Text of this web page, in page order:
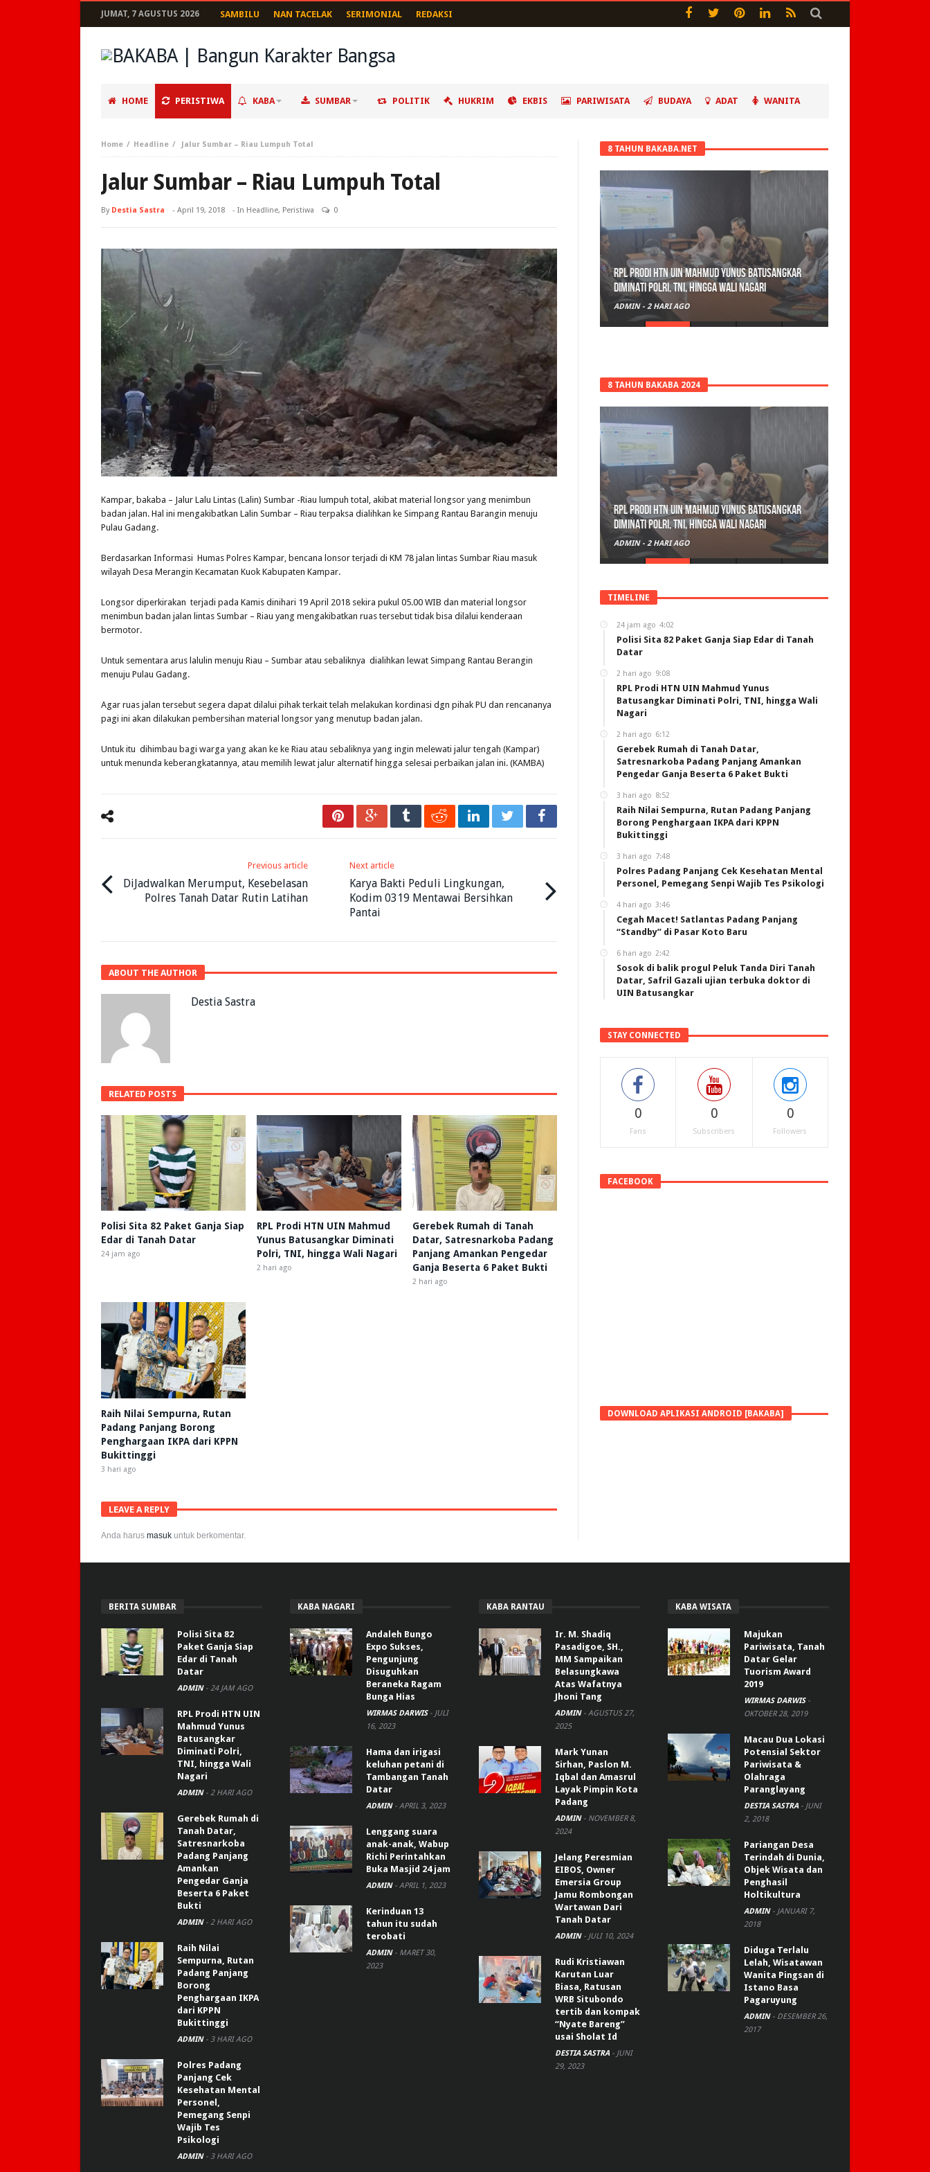
JUMAT, 7 AGUSTUS 2026 SAMBILU NAN TACELAK SERIMONIAL REDAKSI
HOME PERISTIWA KABA SUMBAR POLITIK HUKRIM EKBIS PARIWISATA BUDAYA ADAT WANITA
Home Headline Jalur Sumbar – Riau Lumpuh Total
Jalur Sumbar – Riau Lumpuh Total
By Destia Sastra - April 19, 2018 - In Headline, Peristiwa 0
Kampar, bakaba – Jalur Lalu Lintas (Lalin) Sumbar -Riau lumpuh total, akibat material longsor yang menimbun
badan jalan. Hal ini mengakibatkan Lalin Sumbar – Riau terpaksa dialihkan ke Simpang Rantau Barangin menuju
Pulau Gadang.
Berdasarkan Informasi Humas Polres Kampar, bencana lonsor terjadi di KM 78 jalan lintas Sumbar Riau masuk
wilayah Desa Merangin Kecamatan Kuok Kabupaten Kampar.
Longsor diperkirakan terjadi pada Kamis dinihari 19 April 2018 sekira pukul 05.00 WIB dan material longsor
menimbun badan jalan lintas Sumbar – Riau yang mengakibatkan ruas tersebut tidak bisa dilalui kenderaan
bermotor.
Untuk sementara arus lalulin menuju Riau – Sumbar atau sebaliknya dialihkan lewat Simpang Rantau Berangin
menuju Pulau Gadang.
Agar ruas jalan tersebut segera dapat dilalui pihak terkait telah melakukan kordinasi dgn pihak PU dan rencananya
pagi ini akan dilakukan pembersihan material longsor yang menutup badan jalan.
Untuk itu dihimbau bagi warga yang akan ke ke Riau atau sebaliknya yang ingin melewati jalur tengah (Kampar)
untuk menunda keberangkatannya, atau memilih lewat jalur alternatif hingga selesai perbaikan jalan ini. (KAMBA)
Previous article
DiJadwalkan Merumput, Kesebelasan
Polres Tanah Datar Rutin Latihan
Next article
Karya Bakti Peduli Lingkungan,
Kodim 0319 Mentawai Bersihkan
Pantai
ABOUT THE AUTHOR
Destia Sastra
RELATED POSTS
Polisi Sita 82 Paket Ganja Siap
Edar di Tanah Datar
24 jam ago
RPL Prodi HTN UIN Mahmud
Yunus Batusangkar Diminati
Polri, TNI, hingga Wali Nagari
2 hari ago
Gerebek Rumah di Tanah
Datar, Satresnarkoba Padang
Panjang Amankan Pengedar
Ganja Beserta 6 Paket Bukti
2 hari ago
Raih Nilai Sempurna, Rutan
Padang Panjang Borong
Penghargaan IKPA dari KPPN
Bukittinggi
3 hari ago
LEAVE A REPLY
Anda harus masuk untuk berkomentar.
8 TAHUN BAKABA.NET
RPL Prodi HTN UIN Mahmud Yunus Batusangkar
Diminati Polri, TNI, hingga Wali Nagari
ADMIN - 2 HARI AGO
8 TAHUN BAKABA 2024
RPL Prodi HTN UIN Mahmud Yunus Batusangkar
Diminati Polri, TNI, hingga Wali Nagari
ADMIN - 2 HARI AGO
TIMELINE
24 jam ago 4:02
Polisi Sita 82 Paket Ganja Siap Edar di Tanah
Datar
2 hari ago 9:08
RPL Prodi HTN UIN Mahmud Yunus
Batusangkar Diminati Polri, TNI, hingga Wali
Nagari
2 hari ago 6:12
Gerebek Rumah di Tanah Datar,
Satresnarkoba Padang Panjang Amankan
Pengedar Ganja Beserta 6 Paket Bukti
3 hari ago 8:52
Raih Nilai Sempurna, Rutan Padang Panjang
Borong Penghargaan IKPA dari KPPN
Bukittinggi
3 hari ago 7:48
Polres Padang Panjang Cek Kesehatan Mental
Personel, Pemegang Senpi Wajib Tes Psikologi
4 hari ago 3:46
Cegah Macet! Satlantas Padang Panjang
“Standby” di Pasar Koto Baru
6 hari ago 2:42
Sosok di balik progul Peluk Tanda Diri Tanah
Datar, Safril Gazali ujian terbuka doktor di
UIN Batusangkar
STAY CONNECTED
0
Fans
0
Subscribers
0
Followers
FACEBOOK
DOWNLOAD APLIKASI ANDROID [BAKABA]
BERITA SUMBAR
Polisi Sita 82
Paket Ganja Siap
Edar di Tanah
Datar
ADMIN - 24 JAM AGO
RPL Prodi HTN UIN
Mahmud Yunus
Batusangkar
Diminati Polri,
TNI, hingga Wali
Nagari
ADMIN - 2 HARI AGO
Gerebek Rumah di
Tanah Datar,
Satresnarkoba
Padang Panjang
Amankan
Pengedar Ganja
Beserta 6 Paket
Bukti
ADMIN - 2 HARI AGO
Raih Nilai
Sempurna, Rutan
Padang Panjang
Borong
Penghargaan IKPA
dari KPPN
Bukittinggi
ADMIN - 3 HARI AGO
Polres Padang
Panjang Cek
Kesehatan Mental
Personel,
Pemegang Senpi
Wajib Tes
Psikologi
ADMIN - 3 HARI AGO
KABA NAGARI
Andaleh Bungo
Expo Sukses,
Pengunjung
Disuguhkan
Beraneka Ragam
Bunga Hias
WIRMAS DARWIS - JULI
16, 2023
Hama dan irigasi
keluhan petani di
Tambangan Tanah
Datar
ADMIN - APRIL 3, 2023
Lenggang suara
anak-anak, Wabup
Richi Perintahkan
Buka Masjid 24 jam
ADMIN - APRIL 1, 2023
Kerinduan 13
tahun itu sudah
terobati
ADMIN - MARET 30,
2023
KABA RANTAU
Ir. M. Shadiq
Pasadigoe, SH.,
MM Sampaikan
Belasungkawa
Atas Wafatnya
Jhoni Tang
ADMIN - AGUSTUS 27,
2025
Mark Yunan
Sirhan, Paslon M.
Iqbal dan Amasrul
Layak Pimpin Kota
Padang
ADMIN - NOVEMBER 8,
2024
Jelang Peresmian
EIBOS, Owner
Emersia Group
Jamu Rombongan
Wartawan Dari
Tanah Datar
ADMIN - JULI 10, 2024
Rudi Kristiawan
Karutan Luar
Biasa, Ratusan
WRB Situbondo
tertib dan kompak
“Nyate Bareng”
usai Sholat Id
DESTIA SASTRA - JUNI
29, 2023
KABA WISATA
Majukan
Pariwisata, Tanah
Datar Gelar
Tuorism Award
2019
WIRMAS DARWIS -
OKTOBER 28, 2019
Macau Dua Lokasi
Potensial Sektor
Pariwisata &
Olahraga
Paranglayang
DESTIA SASTRA - JUNI
2, 2018
Pariangan Desa
Terindah di Dunia,
Objek Wisata dan
Penghasil
Holtikultura
ADMIN - JANUARI 7,
2018
Diduga Terlalu
Lelah, Wisatawan
Wanita Pingsan di
Istano Basa
Pagaruyung
ADMIN - DESEMBER 26,
2017